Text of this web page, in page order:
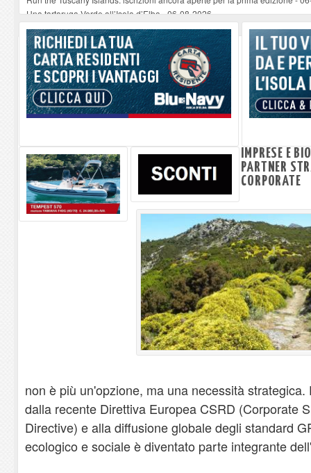
Una tartaruga Verde all’Isola d’Elba-06-08-2026
Furgone in fiamme a Capoliveri, illeso il conducente-06-08-2026
Campo: chiusura della biblioteca comunale in occasione del Santo Patrono
A Carpani si apre la Festa di Liberazione: il programma della prima serata-
IMPRESE E
PARTNER
CORPORATE
non è più un'opzione, ma una necessità
dalla recente Direttiva Europea CSRD (Corporate
Directive) e alla diffusione globale degli standard
ecologico e sociale è diventato parte integrante